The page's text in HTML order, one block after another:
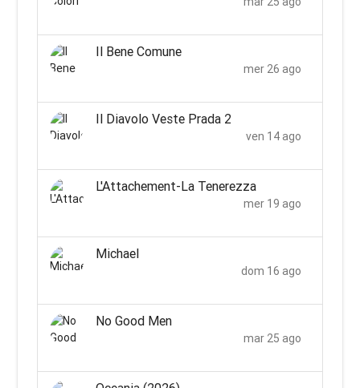
Il Bene Comune
mer 26 ago
Il Diavolo Veste Prada 2
ven 14 ago
L'Attachement-La Tenerezza
mer 19 ago
Michael
dom 16 ago
No Good Men
mar 25 ago